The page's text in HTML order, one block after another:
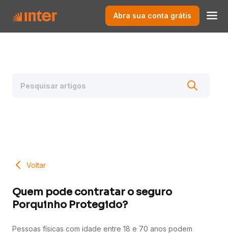
Abra sua conta grátis
Voltar
Quem pode contratar o seguro
Porquinho Protegido?
Pessoas físicas com idade entre 18 e 70 anos podem